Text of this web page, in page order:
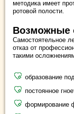
методика имеет
ротовой полости.
Возможные
Самостоятельное
отказ от
такими
образование
постоянное
формирование